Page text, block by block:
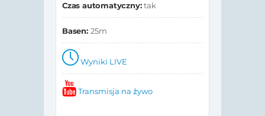
Czas automatyczny:tak
Basen: 25m
Wyniki LIVE
Transmisja na żywo